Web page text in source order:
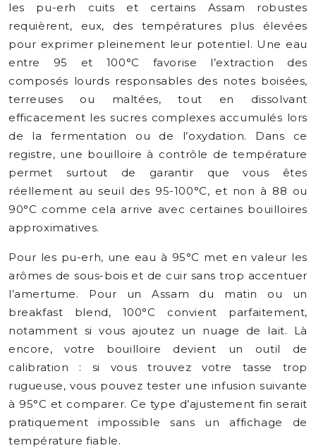
les pu-erh cuits et certains Assam robustes
requièrent, eux, des températures plus élevées
pour exprimer pleinement leur potentiel. Une eau
entre 95 et 100°C favorise l’extraction des
composés lourds responsables des notes boisées,
terreuses ou maltées, tout en dissolvant
efficacement les sucres complexes accumulés lors
de la fermentation ou de l’oxydation. Dans ce
registre, une bouilloire à contrôle de température
permet surtout de garantir que vous êtes
réellement au seuil des 95-100°C, et non à 88 ou
90°C comme cela arrive avec certaines bouilloires
approximatives.
Pour les pu-erh, une eau à 95°C met en valeur les
arômes de sous-bois et de cuir sans trop accentuer
l’amertume. Pour un Assam du matin ou un
breakfast blend, 100°C convient parfaitement,
notamment si vous ajoutez un nuage de lait. Là
encore, votre bouilloire devient un outil de
calibration : si vous trouvez votre tasse trop
rugueuse, vous pouvez tester une infusion suivante
à 95°C et comparer. Ce type d’ajustement fin serait
pratiquement impossible sans un affichage de
température fiable.